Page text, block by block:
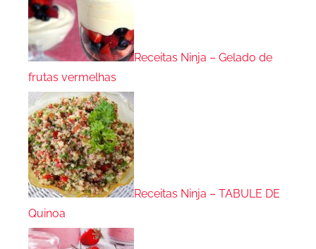
Receitas Ninja – Gelado de
frutas vermelhas
Receitas Ninja – TABULE DE
Quinoa